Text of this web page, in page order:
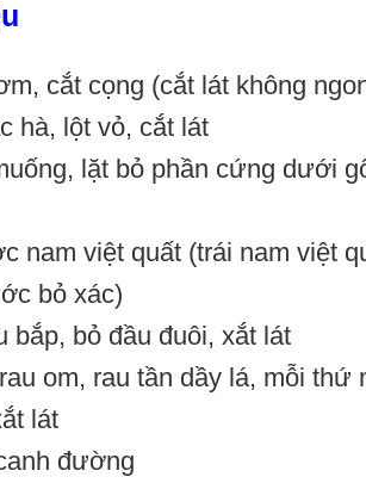
cắt cọng (cắt lát không
hà, lột vỏ, cắt lát
lặt bỏ phần cứng dưới
nam việt quất (trái nam việt
bỏ xác)
bắp, bỏ đầu đuôi, xắt lát
om, rau tần dầy lá, mỗi thứ
lát
đường